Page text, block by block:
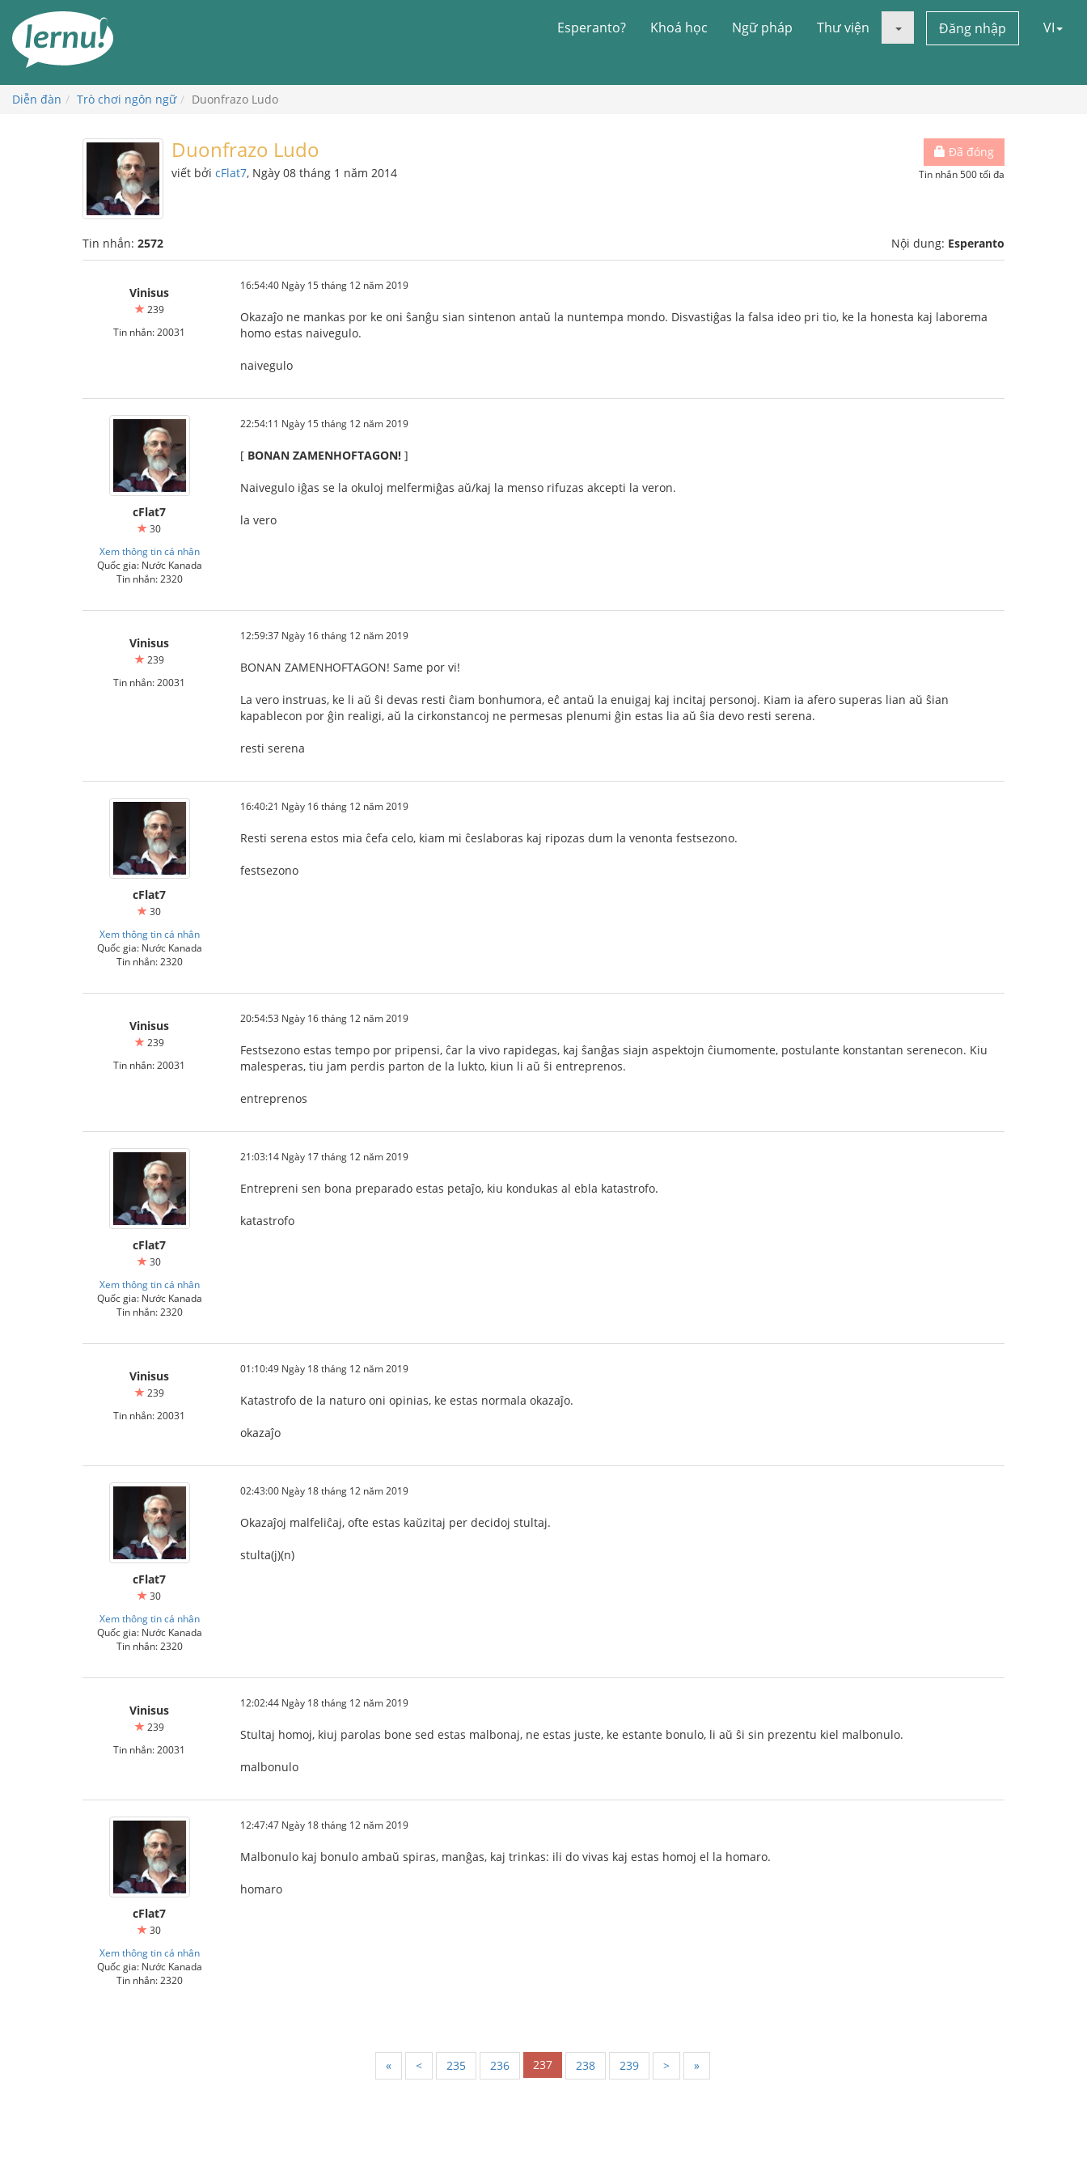
đến
phần
dung
Esperanto? Khoá học Ngữ pháp Thư viện Đăng nhập VI
Diễn đàn Trò chơi ngôn ngữ Duonfrazo Ludo
Đã đóng
Tin nhắn 500 tối đa
Duonfrazo Ludo
viết bởi cFlat7, Ngày 08 tháng 1 năm 2014
Tin nhắn: 2572 Nội dung: Esperanto
Vinisus
239
Tin nhắn: 20031
16:54:40 Ngày 15 tháng 12 năm 2019
Okazaĵo ne mankas por ke oni ŝanĝu sian sintenon antaŭ la nuntempa mondo. Disvastiĝas la falsa ideo pri tio, ke la honesta kaj laborema
homo estas naivegulo.
naivegulo
cFlat7
30
Xem thông tin cá nhân
Quốc gia: Nước Kanada
Tin nhắn: 2320
22:54:11 Ngày 15 tháng 12 năm 2019
[ BONAN ZAMENHOFTAGON! ]
Naivegulo iĝas se la okuloj melfermiĝas aŭ/kaj la menso rifuzas akcepti la veron.
la vero
Vinisus
239
Tin nhắn: 20031
12:59:37 Ngày 16 tháng 12 năm 2019
BONAN ZAMENHOFTAGON! Same por vi!
La vero instruas, ke li aŭ ŝi devas resti ĉiam bonhumora, eĉ antaŭ la enuigaj kaj incitaj personoj. Kiam ia afero superas lian aŭ ŝian
kapablecon por ĝin realigi, aŭ la cirkonstancoj ne permesas plenumi ĝin estas lia aŭ ŝia devo resti serena.
resti serena
cFlat7
30
Xem thông tin cá nhân
Quốc gia: Nước Kanada
Tin nhắn: 2320
16:40:21 Ngày 16 tháng 12 năm 2019
Resti serena estos mia ĉefa celo, kiam mi ĉeslaboras kaj ripozas dum la venonta festsezono.
festsezono
Vinisus
239
Tin nhắn: 20031
20:54:53 Ngày 16 tháng 12 năm 2019
Festsezono estas tempo por pripensi, ĉar la vivo rapidegas, kaj ŝanĝas siajn aspektojn ĉiumomente, postulante konstantan serenecon. Kiu
malesperas, tiu jam perdis parton de la lukto, kiun li aŭ ŝi entreprenos.
entreprenos
cFlat7
30
Xem thông tin cá nhân
Quốc gia: Nước Kanada
Tin nhắn: 2320
21:03:14 Ngày 17 tháng 12 năm 2019
Entrepreni sen bona preparado estas petaĵo, kiu kondukas al ebla katastrofo.
katastrofo
Vinisus
239
Tin nhắn: 20031
01:10:49 Ngày 18 tháng 12 năm 2019
Katastrofo de la naturo oni opinias, ke estas normala okazaĵo.
okazaĵo
cFlat7
30
Xem thông tin cá nhân
Quốc gia: Nước Kanada
Tin nhắn: 2320
02:43:00 Ngày 18 tháng 12 năm 2019
Okazaĵoj malfeliĉaj, ofte estas kaŭzitaj per decidoj stultaj.
stulta(j)(n)
Vinisus
239
Tin nhắn: 20031
12:02:44 Ngày 18 tháng 12 năm 2019
Stultaj homoj, kiuj parolas bone sed estas malbonaj, ne estas juste, ke estante bonulo, li aŭ ŝi sin prezentu kiel malbonulo.
malbonulo
cFlat7
30
Xem thông tin cá nhân
Quốc gia: Nước Kanada
Tin nhắn: 2320
12:47:47 Ngày 18 tháng 12 năm 2019
Malbonulo kaj bonulo ambaŭ spiras, manĝas, kaj trinkas: ili do vivas kaj estas homoj el la homaro.
homaro
« < 235 236 237 238 239 > »